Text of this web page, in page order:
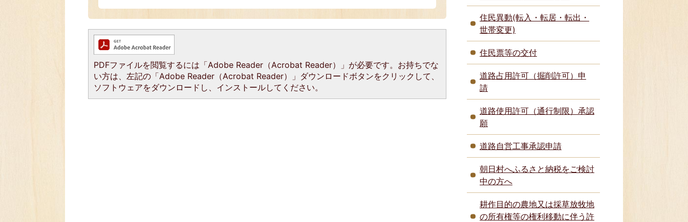
PDFファイルを閲覧するには「Adobe Reader（Acrobat Reader）」が必要です。お持ちでな
い方は、左記の「Adobe Reader（Acrobat Reader）」ダウンロードボタンをクリックして、
ソフトウェアをダウンロードし、インストールしてください。
住民異動(転入・転居・転出・
世帯変更)
住民票等の交付
道路占用許可（掘削許可）申
請
道路使用許可（通行制限）承認
願
道路自営工事承認申請
朝日村へふるさと納税をご検討
中の方へ
耕作目的の農地又は採草放牧地
の所有権等の権利移動に伴う許